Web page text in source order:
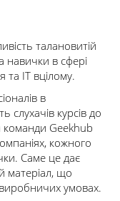
талановитій
навички в сфері
IT вцілому.
в
слухачів курсів до
команди Geekhub
кожного
Саме це дає
матеріал, що
умовах.